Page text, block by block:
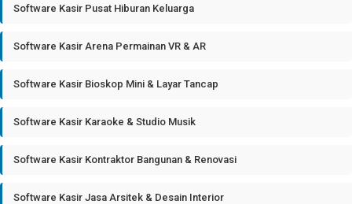
Software Kasir Pusat Hiburan Keluarga
Software Kasir Arena Permainan VR & AR
Software Kasir Bioskop Mini & Layar Tancap
Software Kasir Karaoke & Studio Musik
Software Kasir Kontraktor Bangunan & Renovasi
Software Kasir Jasa Arsitek & Desain Interior